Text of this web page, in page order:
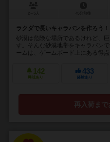
ラクダで長いキャラバンを作ろう
砂漠は危険な場所であるけれど、
す。そんな砂漠地帯をキャラバン
ームは、ゲームボード上にある得
142
興味あり
433
経験あり
再入荷ま